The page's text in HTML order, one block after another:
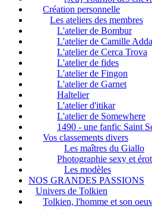
Création personnelle
Les ateliers des membres
L'atelier de Bombur
L'atelier de Camille
L'atelier de Cerca Trova
L'atelier de fides
L'atelier de Fingon
L'atelier de Garnet
Haltelier
L'atelier d'itikar
L'atelier de Somewhere
1490 - une fanfic Saint
Vos classements divers
Les maîtres du Giallo
Photographie sexy et
Les modèles
NOS GRANDES PASSIONS
Univers de Tolkien
Tolkien, l'homme et son